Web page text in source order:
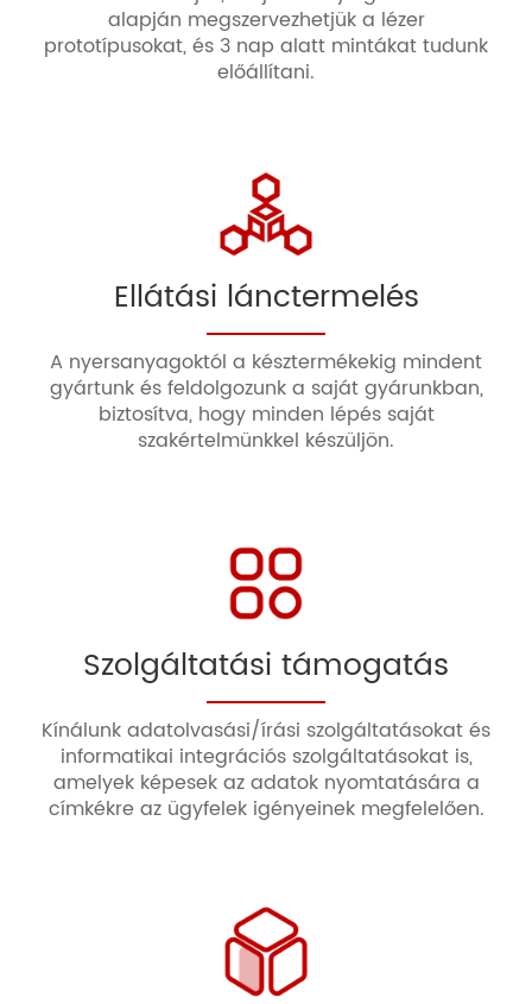
alapján megszervezhetjük a lézer
prototípusokat, és 3 nap alatt mintákat tudunk
előállítani.
Ellátási lánctermelés
A nyersanyagoktól a késztermékekig mindent
gyártunk és feldolgozunk a saját gyárunkban,
biztosítva, hogy minden lépés saját
szakértelmünkkel készüljön.
Szolgáltatási támogatás
Kínálunk adatolvasási/írási szolgáltatásokat és
informatikai integrációs szolgáltatásokat is,
amelyek képesek az adatok nyomtatására a
címkékre az ügyfelek igényeinek megfelelően.